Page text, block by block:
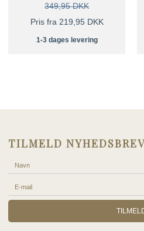
349,95 DKK
Pris fra 219,95 DKK
1-3 dages levering
TILMELD